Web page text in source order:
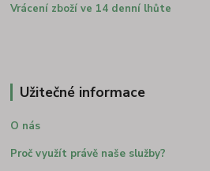
Vrácení zboží ve 14 denní lhůte
Užitečné informace
O nás
Proč využít právě naše služby?